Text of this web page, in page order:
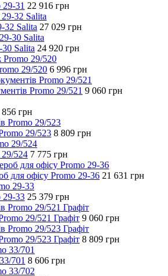
31 22 916 грн
Salita 27 029 грн
Salita 24 920 грн
29/520 6 996 грн
Promo 29/521 9 060 грн
856 грн
29/523 8 809 грн
29/524 7 775 грн
для офісу Promo 29-36 21 631 грн
29-33 25 379 грн
29/521 Графіт 9 060 грн
29/523 Графіт 8 809 грн
701 8 606 грн